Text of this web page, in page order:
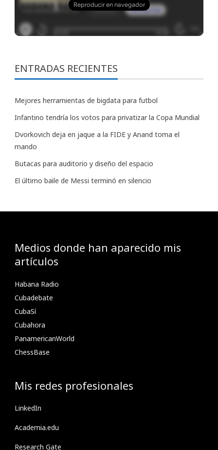
ENTRADAS RECIENTES
Mejores herramientas de bigdata para futbol
Infantino tendría los votos para privatizar la Copa Mundial
Dvorkovich deja en jaque a la FIDE y Anand toma el
mando
Butacas para auditorio y diseño del espacio
El último baile de Messi terminó en silencio
Medios donde han aparecido mis
artículos
Habana Radio
Cubadebate
CubaSí
Cubahora
PanamericanWorld
ChessBase
Mis redes profesionales
LinkedIn
Academia.edu
Research Gate